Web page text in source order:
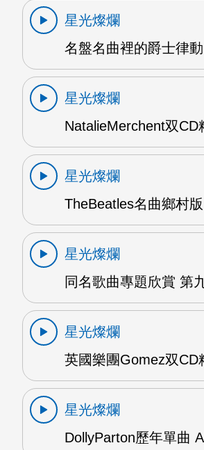
星光燦爛
名盤名曲裡的爵士律
星光燦爛
NatalieMerchent双CD
星光燦爛
TheBeatles名曲鄉村
星光燦爛
同名歌曲專題欣賞 第
星光燦爛
英國樂團Gomez双CD
星光燦爛
DollyParton歷年單曲